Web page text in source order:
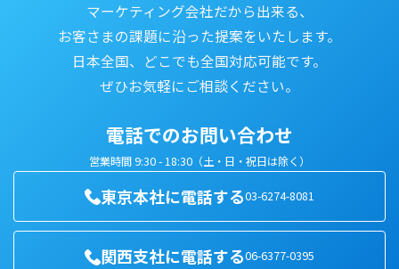
マーケティング会社だから出来る、
お客さまの課題に沿った提案をいたします。
日本全国、どこでも全国対応可能です。
ぜひお気軽にご相談ください。
電話でのお問い合わせ
営業時間 9:30 - 18:30（土・日・祝日は除く）
東京本社に電話する03-6274-8081
関西支社に電話する06-6377-0395